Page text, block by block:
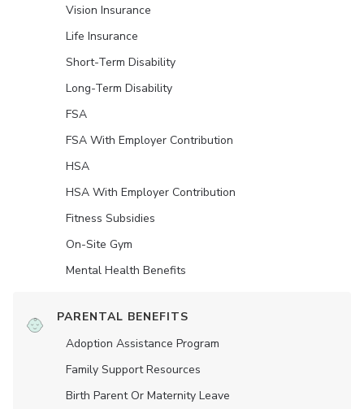
Vision Insurance
Life Insurance
Short-Term Disability
Long-Term Disability
FSA
FSA With Employer Contribution
HSA
HSA With Employer Contribution
Fitness Subsidies
On-Site Gym
Mental Health Benefits
PARENTAL BENEFITS
Adoption Assistance Program
Family Support Resources
Birth Parent Or Maternity Leave